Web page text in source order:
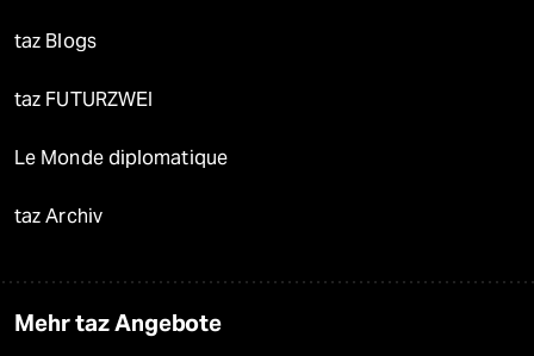
taz Blogs
taz FUTURZWEI
Le Monde diplomatique
taz Archiv
Mehr taz Angebote